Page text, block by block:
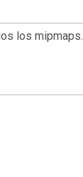
los mipmaps.